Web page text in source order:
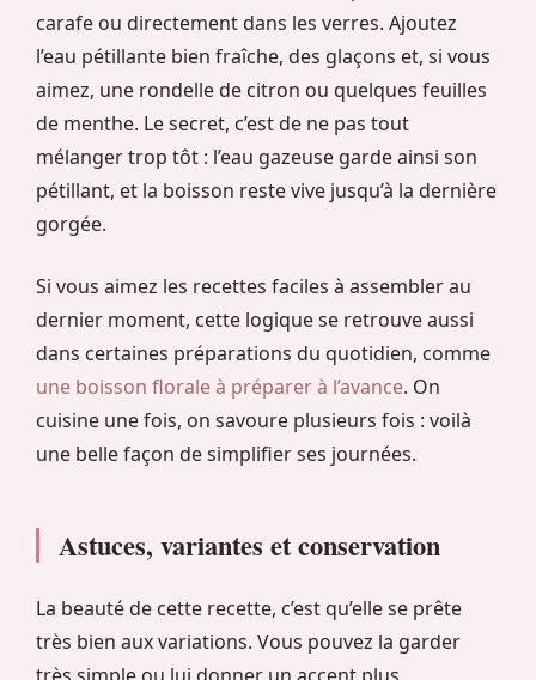
carafe ou directement dans les verres. Ajoutez
l’eau pétillante bien fraîche, des glaçons et, si vous
aimez, une rondelle de citron ou quelques feuilles
de menthe. Le secret, c’est de ne pas tout
mélanger trop tôt : l’eau gazeuse garde ainsi son
pétillant, et la boisson reste vive jusqu’à la dernière
gorgée.
Si vous aimez les recettes faciles à assembler au
dernier moment, cette logique se retrouve aussi
dans certaines préparations du quotidien, comme
une boisson florale à préparer à l’avance. On
cuisine une fois, on savoure plusieurs fois : voilà
une belle façon de simplifier ses journées.
Astuces, variantes et conservation
La beauté de cette recette, c’est qu’elle se prête
très bien aux variations. Vous pouvez la garder